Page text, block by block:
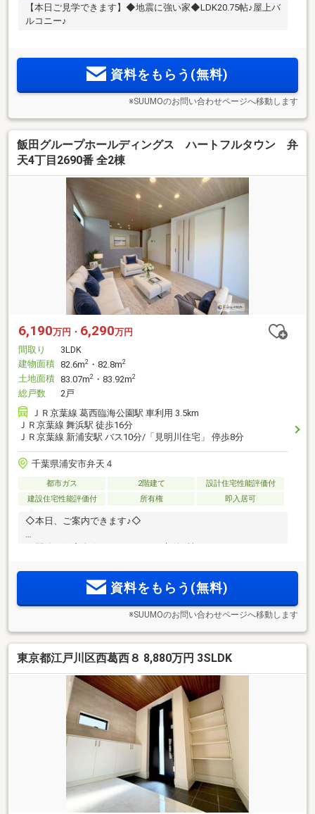
【本日ご見学できます】◆地震に強い家◆LDK20.75帖♪屋上バ
ルコニー♪
資料をもらう(無料)
※SUUMOのお問い合わせページへ移動します
飯田グループホールディングス ハートフルタウン 弁
天4丁目2690番 全2棟
6,190万円・ 6,290万円
間取り
3LDK
建物面積 82.6m2 ・82.8m2
土地面積 83.07m2 ・83.92m2
総戸数
2戸
ＪＲ京葉線 葛西臨海公園駅 車利用 3.5km
ＪＲ京葉線 舞浜駅 徒歩16分
ＪＲ京葉線 新浦安駅 バス10分/「見明川住宅」 停歩8分
千葉県浦安市弁天４
都市ガス 2階建て
設計住宅性能評価付
建設住宅性能評価付
所有権 即入居可
◇本日、ご案内できます♪◇
資料をもらう(無料)
※SUUMOのお問い合わせページへ移動します
東京都江戸川区西葛西８ 8,880万円 3SLDK